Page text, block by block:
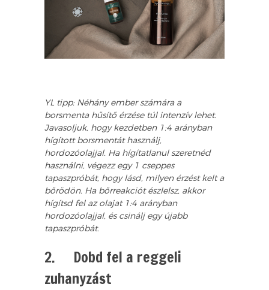
YL tipp: Néhány ember számára a
borsmenta hűsítő érzése túl intenzív lehet.
Javasoljuk, hogy kezdetben 1:4 arányban
hígított borsmentát használj,
hordozóolajjal. Ha hígítatlanul szeretnéd
használni, végezz egy 1 cseppes
tapaszpróbát, hogy lásd, milyen érzést kelt a
bőrödön. Ha bőrreakciót észlelsz, akkor
hígítsd fel az olajat 1:4 arányban
hordozóolajjal, és csinálj egy újabb
tapaszpróbát.
2. Dobd fel a reggeli
zuhanyzást